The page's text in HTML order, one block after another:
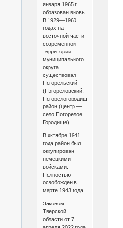
января 1965 г.
образован вновь.
В 1929—1960
годах на
восточной части
современной
территории
муниципального
округа
существовал
Погорельский
(Погореловский,
Погорелогородищенский)
район (центр —
село Погорелое
Городище).
В октябре 1941
года район был
оккупирован
немецкими
войсками.
Полностью
освобожден в
марте 1943 года.
Законом
Тверской
области от 7